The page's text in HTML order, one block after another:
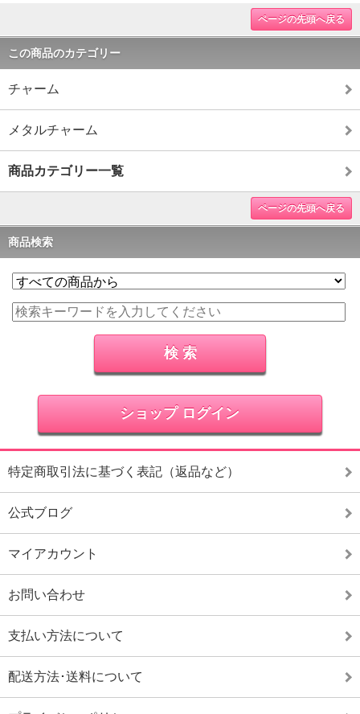
ページの先頭へ戻る
この商品のカテゴリー
チャーム
メタルチャーム
商品カテゴリー一覧
ページの先頭へ戻る
商品検索
ショップ ログイン
特定商取引法に基づく表記（返品など）
公式ブログ
マイアカウント
お問い合わせ
支払い方法について
配送方法･送料について